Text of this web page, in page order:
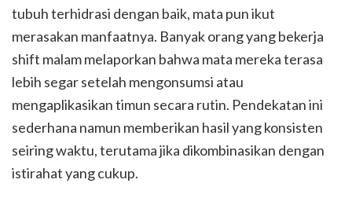
tubuh terhidrasi dengan baik, mata pun ikut
merasakan manfaatnya. Banyak orang yang bekerja
shift malam melaporkan bahwa mata mereka terasa
lebih segar setelah mengonsumsi atau
mengaplikasikan timun secara rutin. Pendekatan ini
sederhana namun memberikan hasil yang konsisten
seiring waktu, terutama jika dikombinasikan dengan
istirahat yang cukup.